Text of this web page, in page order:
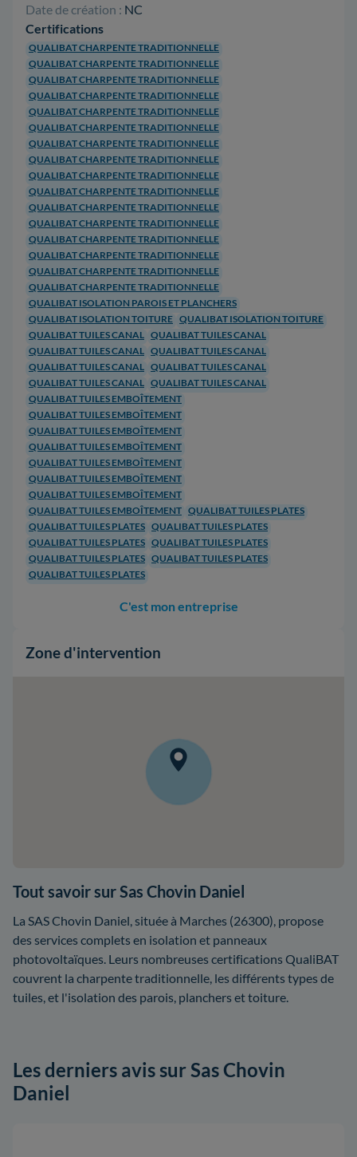
Date de création : NC
Certifications
QUALIBAT CHARPENTE TRADITIONNELLE
QUALIBAT CHARPENTE TRADITIONNELLE
QUALIBAT CHARPENTE TRADITIONNELLE
QUALIBAT CHARPENTE TRADITIONNELLE
QUALIBAT CHARPENTE TRADITIONNELLE
QUALIBAT CHARPENTE TRADITIONNELLE
QUALIBAT CHARPENTE TRADITIONNELLE
QUALIBAT CHARPENTE TRADITIONNELLE
QUALIBAT CHARPENTE TRADITIONNELLE
QUALIBAT CHARPENTE TRADITIONNELLE
QUALIBAT CHARPENTE TRADITIONNELLE
QUALIBAT CHARPENTE TRADITIONNELLE
QUALIBAT CHARPENTE TRADITIONNELLE
QUALIBAT CHARPENTE TRADITIONNELLE
QUALIBAT CHARPENTE TRADITIONNELLE
QUALIBAT CHARPENTE TRADITIONNELLE
QUALIBAT ISOLATION PAROIS ET PLANCHERS
QUALIBAT ISOLATION TOITURE QUALIBAT ISOLATION TOITURE
QUALIBAT TUILES CANAL QUALIBAT TUILES CANAL
QUALIBAT TUILES CANAL QUALIBAT TUILES CANAL
QUALIBAT TUILES CANAL QUALIBAT TUILES CANAL
QUALIBAT TUILES CANAL QUALIBAT TUILES CANAL
QUALIBAT TUILES EMBOÎTEMENT
QUALIBAT TUILES EMBOÎTEMENT
QUALIBAT TUILES EMBOÎTEMENT
QUALIBAT TUILES EMBOÎTEMENT
QUALIBAT TUILES EMBOÎTEMENT
QUALIBAT TUILES EMBOÎTEMENT
QUALIBAT TUILES EMBOÎTEMENT
QUALIBAT TUILES EMBOÎTEMENT QUALIBAT TUILES PLATES
QUALIBAT TUILES PLATES QUALIBAT TUILES PLATES
QUALIBAT TUILES PLATES QUALIBAT TUILES PLATES
QUALIBAT TUILES PLATES QUALIBAT TUILES PLATES
QUALIBAT TUILES PLATES
C'est mon entreprise
Zone d'intervention
Tout savoir sur Sas Chovin Daniel
La SAS Chovin Daniel, située à Marches (26300), propose
des services complets en isolation et panneaux
photovoltaïques. Leurs nombreuses certifications QualiBAT
couvrent la charpente traditionnelle, les différents types de
tuiles, et l'isolation des parois, planchers et toiture.
Les derniers avis sur Sas Chovin
Daniel